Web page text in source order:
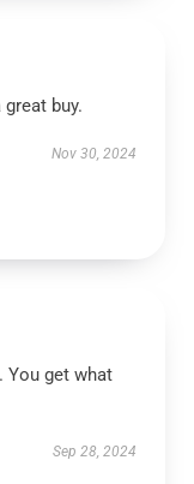
buy.
Nov 30, 2024
You get what
Sep 28, 2024